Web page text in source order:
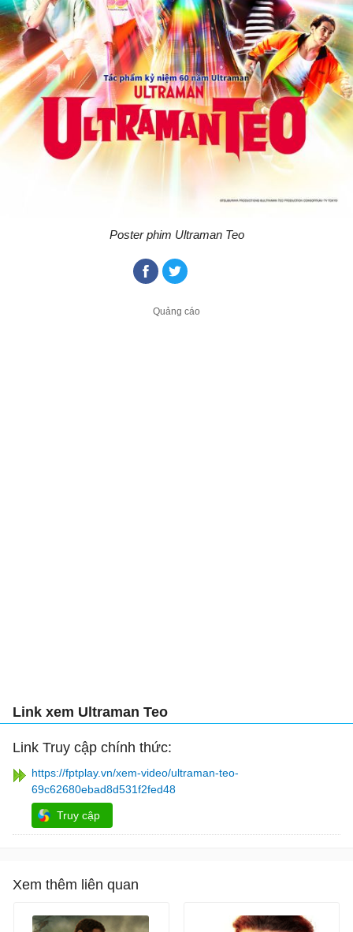
Poster phim Ultraman Teo
Link xem Ultraman Teo
Link Truy cập chính thức:
https://fptplay.vn/xem-video/ultraman-teo-
69c62680ebad8d531f2fed48
Truy cập
Xem thêm liên quan